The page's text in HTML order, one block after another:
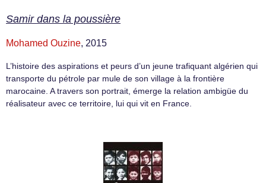
Samir dans la poussière
Mohamed Ouzine, 2015
L’histoire des aspirations et peurs d’un jeune trafiquant algérien qui
transporte du pétrole par mule de son village à la frontière
marocaine. A travers son portrait, émerge la relation ambigüe du
réalisateur avec ce territoire, lui qui vit en France.